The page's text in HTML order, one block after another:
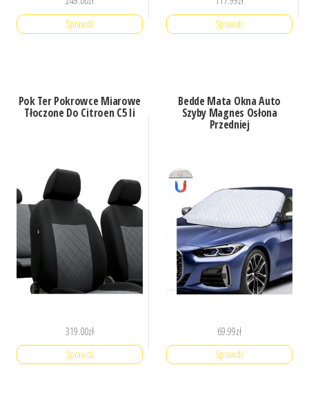
Sprawdź Sprawdź
Pok Ter Pokrowce Miarowe
Tłoczone Do Citroen C5 Ii
319.00zł
Sprawdź
Bedde Mata Okna Auto
Szyby Magnes Osłona
Przedniej
69.99zł
Sprawdź